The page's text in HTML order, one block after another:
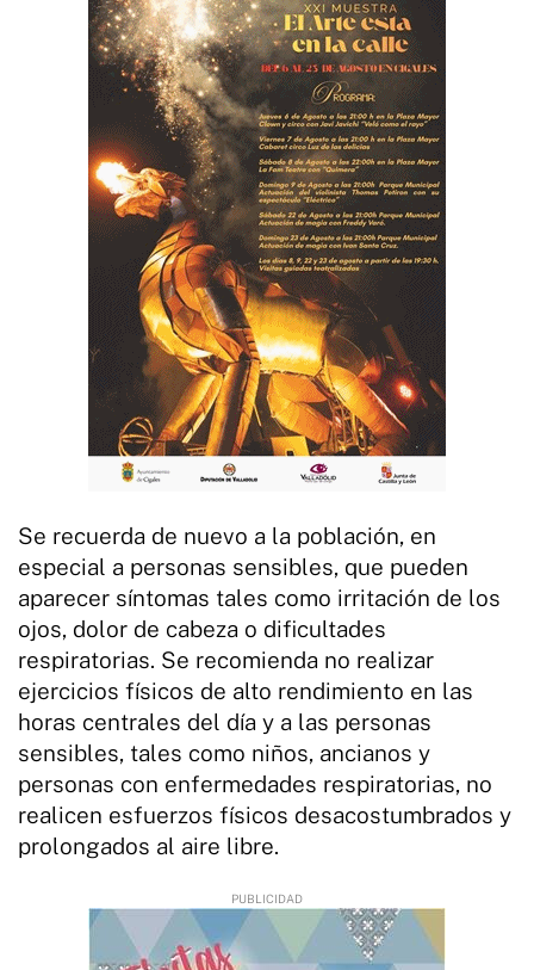
Se recuerda de nuevo a la población, en
especial a personas sensibles, que pueden
aparecer síntomas tales como irritación de los
ojos, dolor de cabeza o dificultades
respiratorias. Se recomienda no realizar
ejercicios físicos de alto rendimiento en las
horas centrales del día y a las personas
sensibles, tales como niños, ancianos y
personas con enfermedades respiratorias, no
realicen esfuerzos físicos desacostumbrados y
prolongados al aire libre.